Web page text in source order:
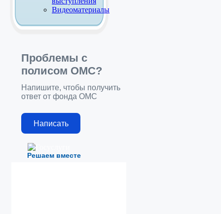
Видеоматериалы
Решаем вместе
Проблемы с
полисом ОМС?
Напишите, чтобы получить
ответ от фонда ОМС
Написать